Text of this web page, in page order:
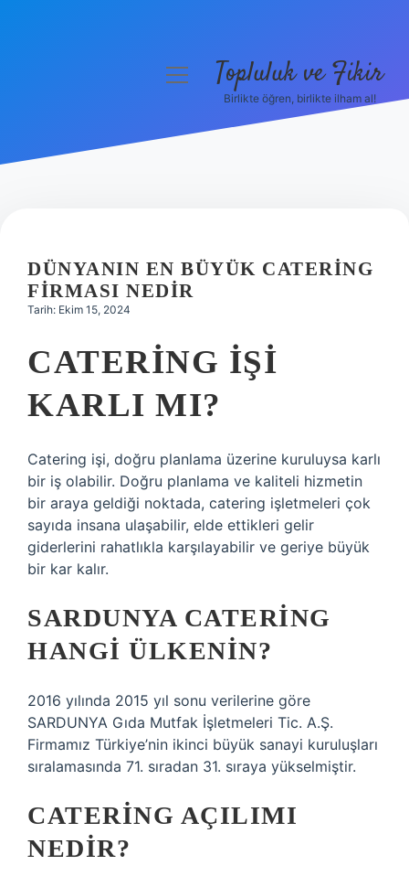
Hakkımızda
menüyüTopluluk ve Fikir
Birlikte öğren, birlikte ilham al!
DÜNYANIN EN BÜYÜK CATERING
FIRMASI NEDIR
Tarih: Ekim 15, 2024
CATERING IŞI
KARLI MI?
Catering işi, doğru planlama üzerine kuruluysa karlı
bir iş olabilir. Doğru planlama ve kaliteli hizmetin
bir araya geldiği noktada, catering işletmeleri çok
sayıda insana ulaşabilir, elde ettikleri gelir
giderlerini rahatlıkla karşılayabilir ve geriye büyük
bir kar kalır.
SARDUNYA CATERING
HANGI ÜLKENIN?
2016 yılında 2015 yıl sonu verilerine göre
SARDUNYA Gıda Mutfak İşletmeleri Tic. A.Ş.
Firmamız Türkiye’nin ikinci büyük sanayi kuruluşları
sıralamasında 71. sıradan 31. sıraya yükselmiştir.
CATERING AÇILIMI
NEDIR?